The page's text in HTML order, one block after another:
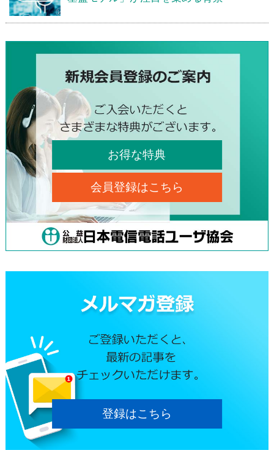
お得な特典
会員登録はこちら
登録はこちら